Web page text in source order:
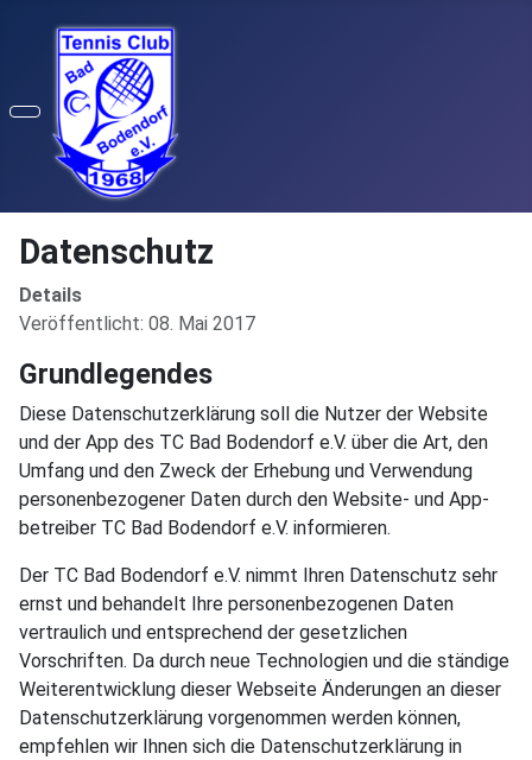
Datenschutz
Details
Veröffentlicht: 08. Mai 2017
Grundlegendes
Diese Datenschutzerklärung soll die Nutzer der Website
und der App des TC Bad Bodendorf e.V. über die Art, den
Umfang und den Zweck der Erhebung und Verwendung
personenbezogener Daten durch den Website- und App-
betreiber TC Bad Bodendorf e.V. informieren.
Der TC Bad Bodendorf e.V. nimmt Ihren Datenschutz sehr
ernst und behandelt Ihre personenbezogenen Daten
vertraulich und entsprechend der gesetzlichen
Vorschriften. Da durch neue Technologien und die ständige
Weiterentwicklung dieser Webseite Änderungen an dieser
Datenschutzerklärung vorgenommen werden können,
empfehlen wir Ihnen sich die Datenschutzerklärung in